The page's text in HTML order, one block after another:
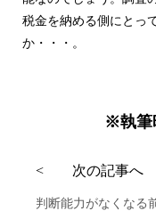
税金を納める側にとっ
か・・・。
※執筆
次
の
< 次の記事へ
判断能力がなくなる